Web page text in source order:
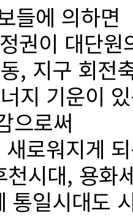
들에 의하면
권이 대단
, 지구 회전
지 기운이
으로써
로워지게
천시대, 용화
일시대도